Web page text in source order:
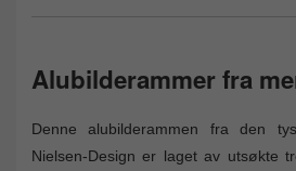
Alubilderammer fra
Denne alubilderammen fra den
Nielsen-Design er laget av utsøkte